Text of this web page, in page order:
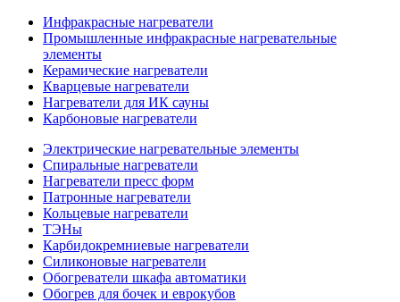
Инфракрасные нагреватели
Промышленные инфракрасные нагревательные
элементы
Керамические нагреватели
Кварцевые нагреватели
Нагреватели для ИК сауны
Карбоновые нагреватели
Электрические нагревательные элементы
Спиральные нагреватели
Нагреватели пресс форм
Патронные нагреватели
Кольцевые нагреватели
ТЭНы
Карбидокремниевые нагреватели
Силиконовые нагреватели
Обогреватели шкафа автоматики
Обогрев для бочек и еврокубов